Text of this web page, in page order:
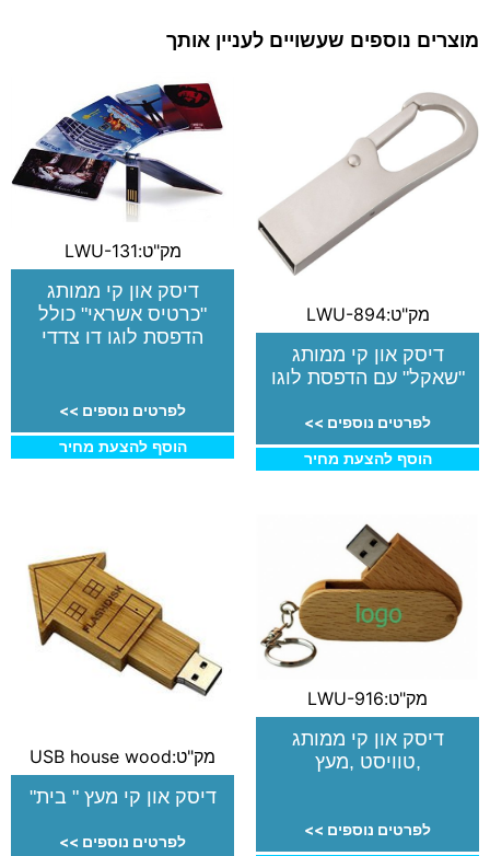
מוצרים נוספים שעשויים לעניין אותך
מק"ט:LWU-894
דיסק און קי ממותג
"שאקל" עם הדפסת לוגו
לפרטים נוספים >>
הוסף להצעת מחיר
מק"ט:LWU-131
דיסק און קי ממותג
"כרטיס אשראי" כולל
הדפסת לוגו דו צדדי
לפרטים נוספים >>
הוסף להצעת מחיר
מק"ט:LWU-916
דיסק און קי ממותג
,טוויסט ,מעץ
לפרטים נוספים >>
מק"ט:USB house wood
דיסק און קי מעץ " בית"
לפרטים נוספים >>